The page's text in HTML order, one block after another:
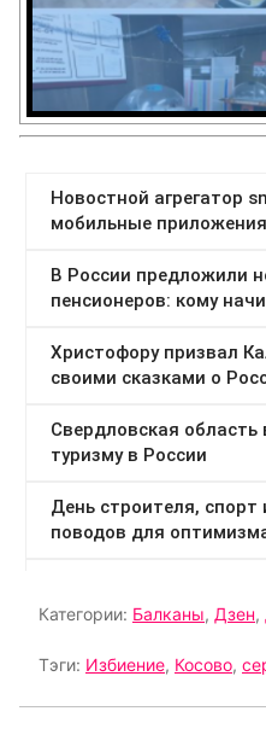
Категории: Балканы, Дзен,
Тэги: Избиение, Косово,